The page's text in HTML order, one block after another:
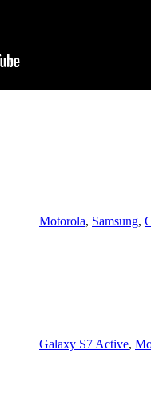
Motorola, Samsung,
Galaxy S7 Active,